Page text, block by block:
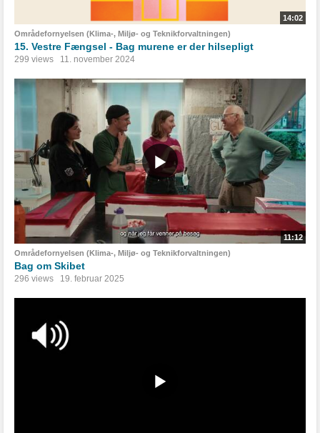
14:02
Områdefornyelsen (Klima-, Miljø- og Teknikforvaltningen)
15. Vestre Fængsel - Bag murene er der hilsepligt
299 views 11. november 2024
11:12
Områdefornyelsen (Klima-, Miljø- og Teknikforvaltningen)
Bag om Skibet
296 views 19. februar 2025